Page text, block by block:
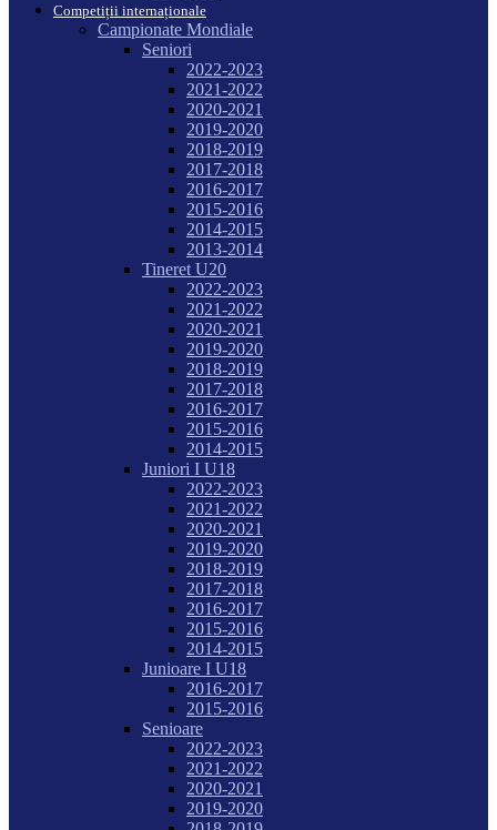
Competiții internaționale
Campionate Mondiale
Seniori
2022-2023
2021-2022
2020-2021
2019-2020
2018-2019
2017-2018
2016-2017
2015-2016
2014-2015
2013-2014
Tineret U20
2022-2023
2021-2022
2020-2021
2019-2020
2018-2019
2017-2018
2016-2017
2015-2016
2014-2015
Juniori I U18
2022-2023
2021-2022
2020-2021
2019-2020
2018-2019
2017-2018
2016-2017
2015-2016
2014-2015
Junioare I U18
2016-2017
2015-2016
Senioare
2022-2023
2021-2022
2020-2021
2019-2020